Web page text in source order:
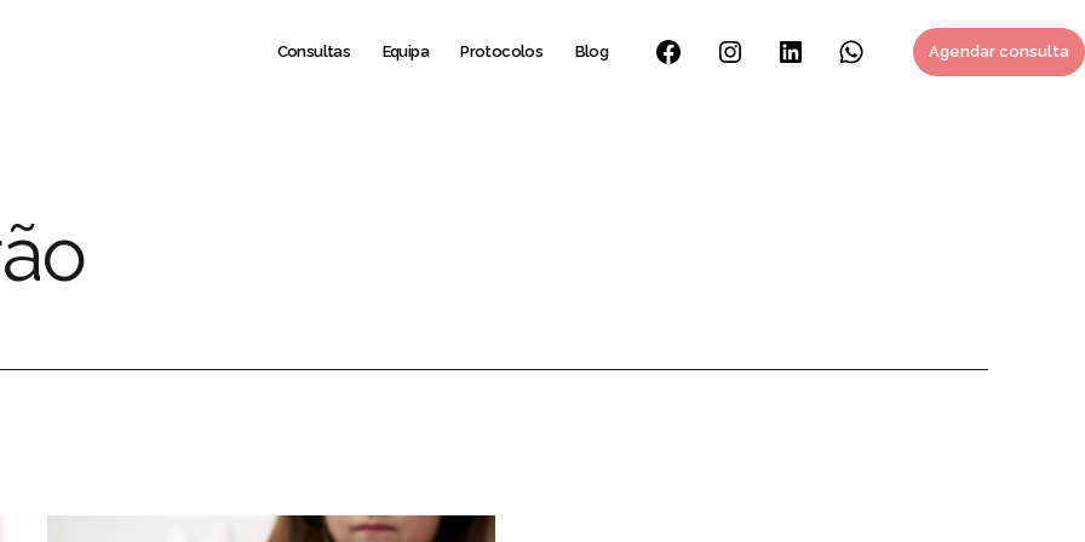
Consultas Equipa Protocolos
Blog
Agendar consulta